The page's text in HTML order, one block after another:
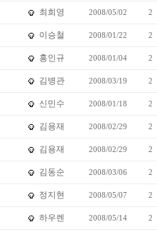
최희영 2008/05/02 2
이승철 2008/01/22 2
홍인규 2008/01/04 2
김병관 2008/03/19 2
신민수 2008/01/18 2
김용재 2008/02/29 2
김용재 2008/02/29 2
김동순 2008/03/06 2
정지현 2008/05/07 2
하우렌 2008/05/14 2